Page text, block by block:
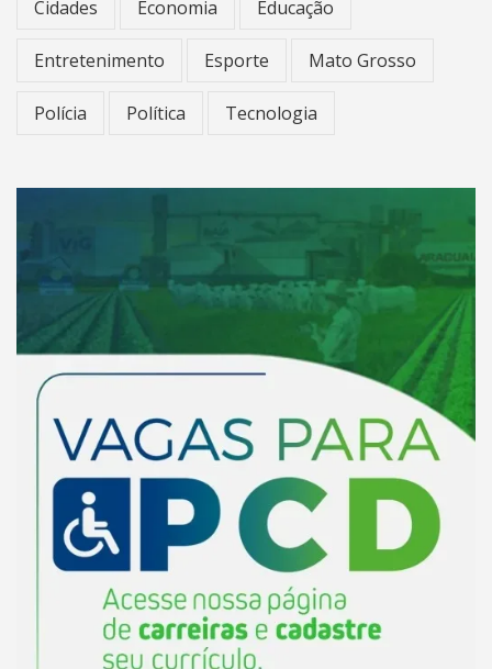
Cidades Economia Educação
Entretenimento Esporte Mato Grosso
Polícia Política Tecnologia